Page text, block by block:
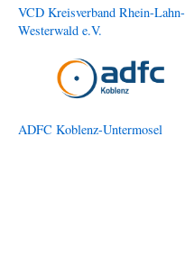
VCD Kreisverband Rhein-Lahn-
Westerwald e.V.
ADFC Koblenz-Untermosel